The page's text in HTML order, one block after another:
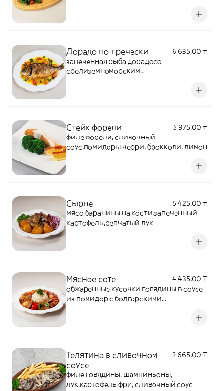
Дорадо по-гречески
6 635,00 ₸
запеченная рыба дорадосо
средиземноморским
Стейк форели
5 975,00 ₸
филе форели, сливочный
соус,помидоры черри, брокколи, лимон
Сырне
5 425,00 ₸
мясо баранины на кости,запеченный
картофель,репчатый лук
Мясное соте
4 435,00 ₸
обжаренные кусочки говядины в соусе
из помидор с болгарскими
Телятина в сливочном
соусе
3 665,00 ₸
филе говядины, шампиньоны,
лук,картофель фри, сливочный соус